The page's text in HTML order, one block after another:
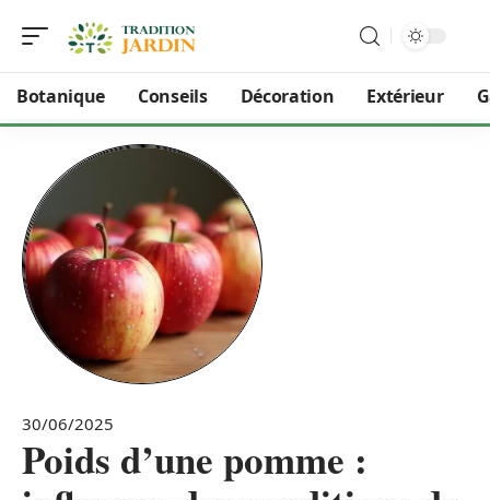
Botanique Conseils Décoration Extérieur
30/06/2025
Poids d’une pomme :